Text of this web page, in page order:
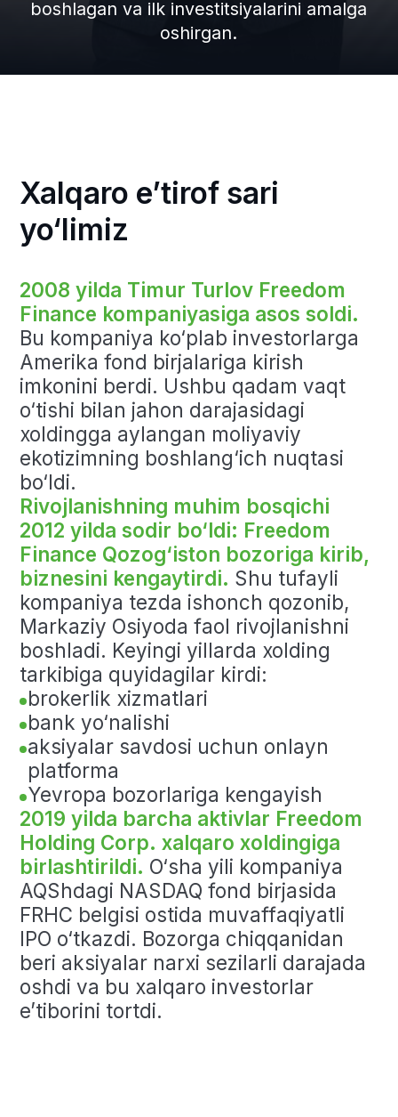
Amerika fond birjalariga kirish
imkonini berdi. Ushbu qadam vaqt
kompaniya tezda ishonch qozonib,
Markaziy Osiyoda faol rivojlanishni
boshladi. Keyingi yillarda xolding
tarkibiga quyidagilar kirdi:
aksiyalar savdosi uchun onlayn
platforma
Yevropa bozorlariga kengayish
2019 yilda barcha aktivlar Freedom
Holding Corp. xalqaro xoldingiga
birlashtirildi. O‘sha yili kompaniya
AQShdagi NASDAQ fond birjasida
FRHC belgisi ostida muvaffaqiyatli
IPO o‘tkazdi. Bozorga chiqqanidan
beri aksiyalar narxi sezilarli darajada
oshdi va bu xalqaro investorlar
e’tiborini tortdi.
Rivojlanishning asosiy
bosqichlari
2008
Freedom Finance’ga asos solish va
Amerika fond bozorlari bilan ishlashni
boshlash
2012
Qozog‘iston bozoriga kirish va
mijozlar bazasini kengaytirish
2019
Freedom Holding Corp.xoldingini
shakllantirish va NASDAQ birjasida
ro‘yxatga olish
2021
Timur TurlovForbes’ning global
reytingiga 2,1 mlrd dollar boylik bilan
kiritildi
2024–2025
Biznesni kengaytirish: Tojikistonda
bank litsenziyasini olish, Turkiyada
brokerlik xizmatlarini rivojlantirish
2025
Freedom Holding Corp.